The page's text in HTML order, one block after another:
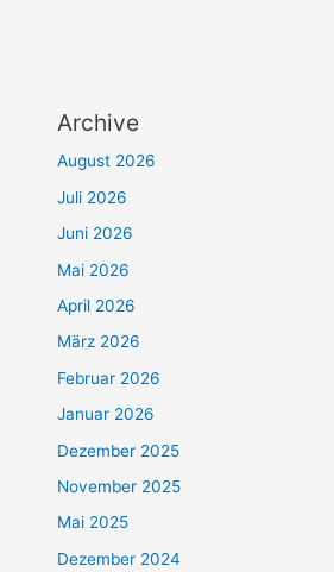
Archive
August 2026
Juli 2026
Juni 2026
Mai 2026
April 2026
März 2026
Februar 2026
Januar 2026
Dezember 2025
November 2025
Mai 2025
Dezember 2024